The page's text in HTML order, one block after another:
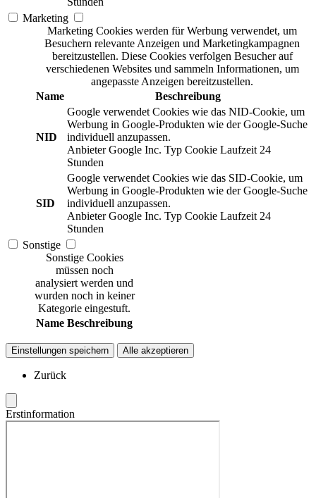
Marketing
Marketing Cookies werden für Werbung verwendet, um
Besuchern relevante Anzeigen und Marketingkampagnen
bereitzustellen. Diese Cookies verfolgen Besucher auf
verschiedenen Websites und sammeln Informationen, um
angepasste Anzeigen bereitzustellen.
Name
Beschreibung
NID
Google verwendet Cookies wie das NID-Cookie, um
Werbung in Google-Produkten wie der Google-Suche
individuell anzupassen.
Anbieter Google Inc. Typ Cookie Laufzeit 24
Stunden
SID
Google verwendet Cookies wie das SID-Cookie, um
Werbung in Google-Produkten wie der Google-Suche
individuell anzupassen.
Anbieter Google Inc. Typ Cookie Laufzeit 24
Stunden
Sonstige
Sonstige Cookies
müssen noch
analysiert werden und
wurden noch in keiner
Kategorie eingestuft.
Name Beschreibung
Einstellungen speichern Alle akzeptieren
Zurück
Erstinformation